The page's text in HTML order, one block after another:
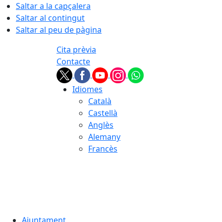
Saltar a la capçalera
Saltar al contingut
Saltar al peu de pàgina
Cita prèvia
Contacte
Idiomes
Català
Castellà
Anglès
Alemany
Francès